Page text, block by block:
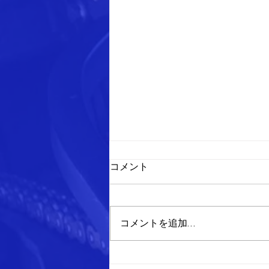
自動車・オートバイの販売整
車、軽自動車、小型乗用車、普通
乗用車、小型貨物自動車まで 幅
コメント
コメントを追加…